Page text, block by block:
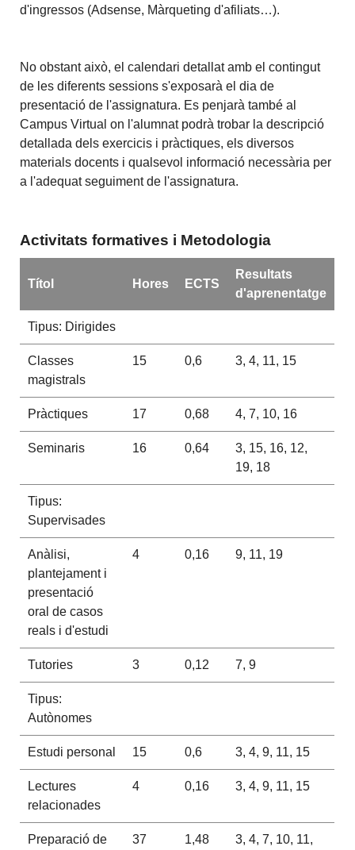
d'ingressos (Adsense, Màrqueting d'afiliats…).
No obstant això, el calendari detallat amb el contingut
de les diferents sessions s'exposarà el dia de
presentació de l'assignatura. Es penjarà també al
Campus Virtual on l'alumnat podrà trobar la descripció
detallada dels exercicis i pràctiques, els diversos
materials docents i qualsevol informació necessària per
a l'adequat seguiment de l'assignatura.
Activitats formatives i Metodologia
Títol Hores ECTS
Resultats
d'aprenentatge
Tipus: Dirigides
Classes
magistrals
15 0,6 3, 4, 11, 15
Pràctiques 17 0,68 4, 7, 10, 16
Seminaris 16 0,64
3, 15, 16, 12,
19, 18
Tipus:
Supervisades
Anàlisi,
plantejament i
presentació
oral de casos
reals i d'estudi
4 0,16 9, 11, 19
Tutories 3 0,12 7, 9
Tipus:
Autònomes
Estudi personal 15 0,6 3, 4, 9, 11, 15
Lectures
relacionades
4 0,16 3, 4, 9, 11, 15
Preparació de
37 1,48
3, 4, 7, 10, 11,